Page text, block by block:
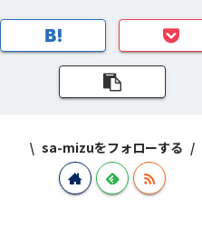
sa-mizuをフォローする